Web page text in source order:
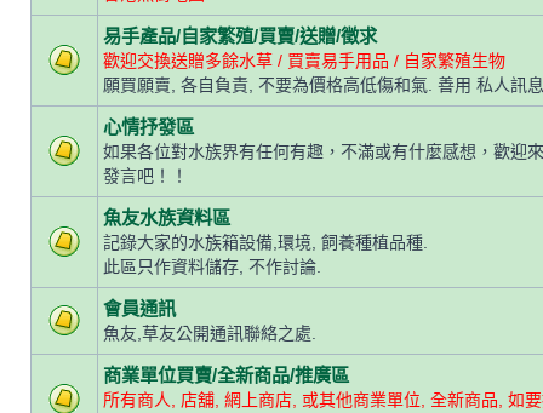
易手產品/自家繁殖/買賣/送贈/徵求
歡迎交換送贈多餘水草 / 買賣易手用品 / 自家繁殖生物
願買願賣, 各自負責, 不要為價格高低傷和氣. 善用 私人訊
心情抒發區
如果各位對水族界有任何有趣，不滿或有什麼感想，歡迎
發言吧！！
魚友水族資料區
記錄大家的水族箱設備,環境, 飼養種植品種.
此區只作資料儲存, 不作討論.
會員通訊
魚友,草友公開通訊聯絡之處.
商業單位買賣/全新商品/推廣區
所有商人, 店舖, 網上商店, 或其他商業單位, 全新商品, 如